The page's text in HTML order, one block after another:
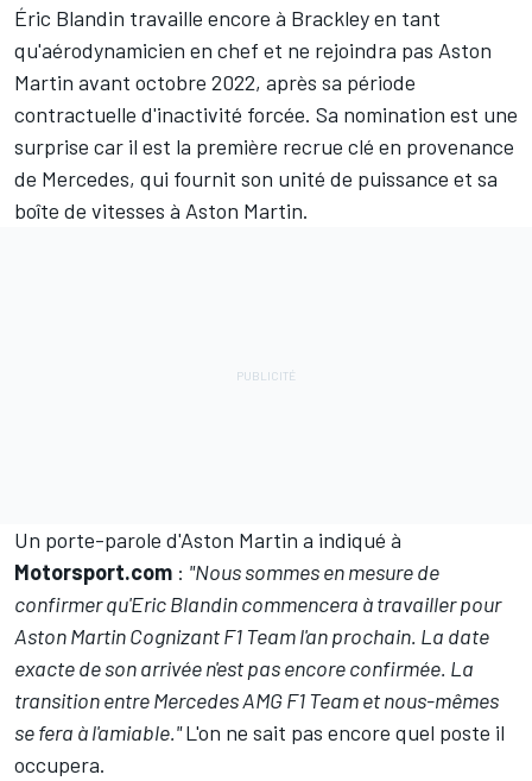
Éric Blandin travaille encore à Brackley en tant
qu'aérodynamicien en chef et ne rejoindra pas Aston
Martin avant octobre 2022, après sa période
contractuelle d'inactivité forcée. Sa nomination est une
surprise car il est la première recrue clé en provenance
de Mercedes, qui fournit son unité de puissance et sa
boîte de vitesses à Aston Martin.
Un porte-parole d'Aston Martin a indiqué à
Motorsport.com : "Nous sommes en mesure de
confirmer qu'Eric Blandin commencera à travailler pour
Aston Martin Cognizant F1 Team l'an prochain. La date
exacte de son arrivée n'est pas encore confirmée. La
transition entre Mercedes AMG F1 Team et nous-mêmes
se fera à l'amiable."L'on ne sait pas encore quel poste il
occupera.